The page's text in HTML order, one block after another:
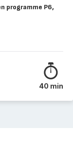
programme P6,
40 min